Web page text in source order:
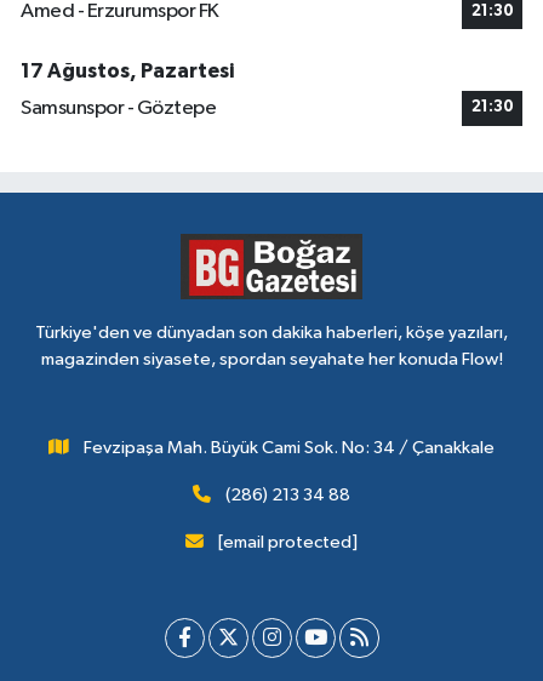
Amed - Erzurumspor FK 21:30
17 Ağustos, Pazartesi
Samsunspor - Göztepe
21:30
Türkiye'den ve dünyadan son dakika haberleri, köşe yazıları,
magazinden siyasete, spordan seyahate her konuda Flow!
Fevzipaşa Mah. Büyük Cami Sok. No: 34 / Çanakkale
(286) 213 34 88
[email protected]